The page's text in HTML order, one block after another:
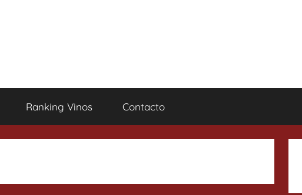
Ranking Vinos Contacto